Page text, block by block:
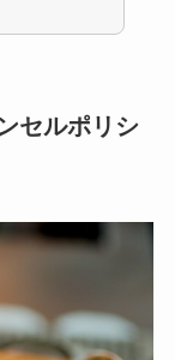
セルポリシ